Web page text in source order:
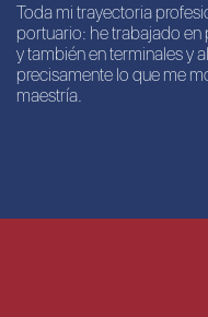
Toda mi trayectoria
portuario: he trabajado en
y también en terminales y
precisamente lo que me
maestría.